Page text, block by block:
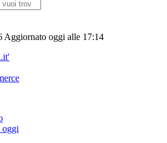
Aggiornato oggi alle 17:14